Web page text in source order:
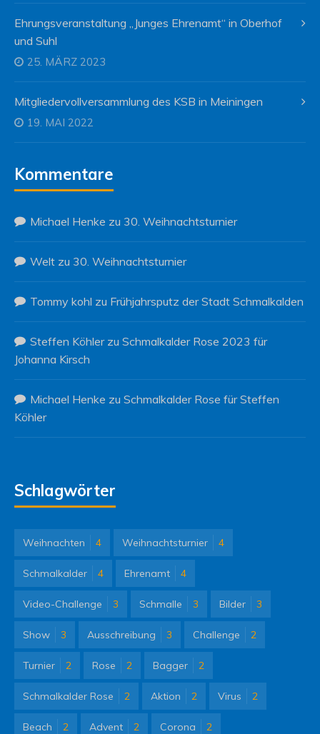
Ehrungsveranstaltung „Junges Ehrenamt“ in Oberhof
und Suhl
25. MÄRZ 2023
Mitgliedervollversammlung des KSB in Meiningen
19. MAI 2022
Kommentare
Michael Henke zu 30. Weihnachtsturnier
Welt zu 30. Weihnachtsturnier
Tommy kohl zu Frühjahrsputz der Stadt Schmalkalden
Steffen Köhlerzu Schmalkalder Rose 2023 für
Johanna Kirsch
Michael Henke zu Schmalkalder Rose für Steffen
Köhler
Schlagwörter
Weihnachten 4 Weihnachtsturnier 4
Schmalkalder 4 Ehrenamt 4
Video-Challenge 3 Schmalle 3 Bilder 3
Show 3 Ausschreibung 3 Challenge 2
Turnier 2 Rose 2 Bagger 2
Schmalkalder Rose 2 Aktion 2 Virus 2
Beach 2 Advent 2 Corona 2